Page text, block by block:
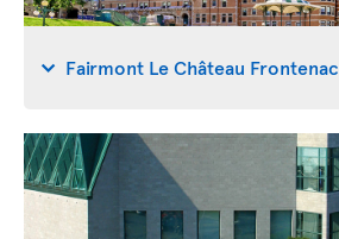
Fairmont Le Château Frontenac